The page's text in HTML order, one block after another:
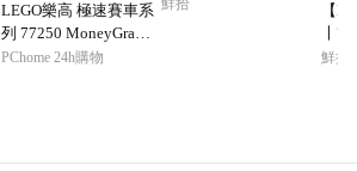
LEGO樂高 極速賽車系
列 77250 MoneyGram H
aas F1Team VF-24 賽車
PChome 24h購物
【
〡
迪
鮮拾